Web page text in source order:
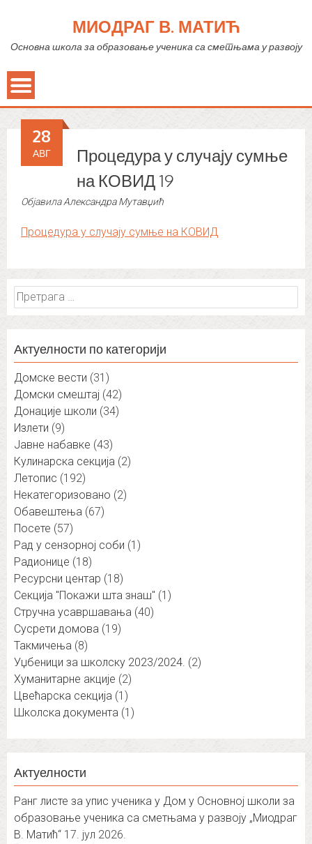
МИОДРАГ В. МАТИЋ
Основна школа за образовање ученика са сметњама у развоју
Процедура у случају сумње
на КОВИД 19
28
АВГ
ОбјавилаАлександра Мутавџић
Процедура у случају сумње на КОВИД
Претрага
за:
Актуелности по категорији
Домске вести (31)
Домски смештај (42)
Донације школи (34)
Излети (9)
Јавне набавке (43)
Кулинарска секција (2)
Летопис (192)
Некатегоризовано (2)
Обавештења (67)
Посете (57)
Рад у сензорној соби (1)
Радионице (18)
Ресурсни центар (18)
Секција "Покажи шта знаш" (1)
Стручна усавршавања (40)
Сусрети домова (19)
Такмичења (8)
Уџбеници за школску 2023/2024. (2)
Хуманитарне акције (2)
Цвећарска секција (1)
Школска документа (1)
Актуелности
Ранг листе за упис ученика у Дом у Основној школи за
образовање ученика са сметњама у развоју „Миодраг
В. Матић“ 17. јул 2026.